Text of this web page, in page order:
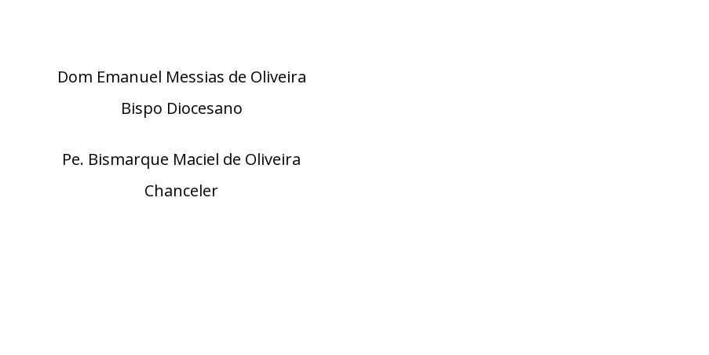
Dom Emanuel Messias de Oliveira
Bispo Diocesano
Pe. Bismarque Maciel de Oliveira
Chanceler